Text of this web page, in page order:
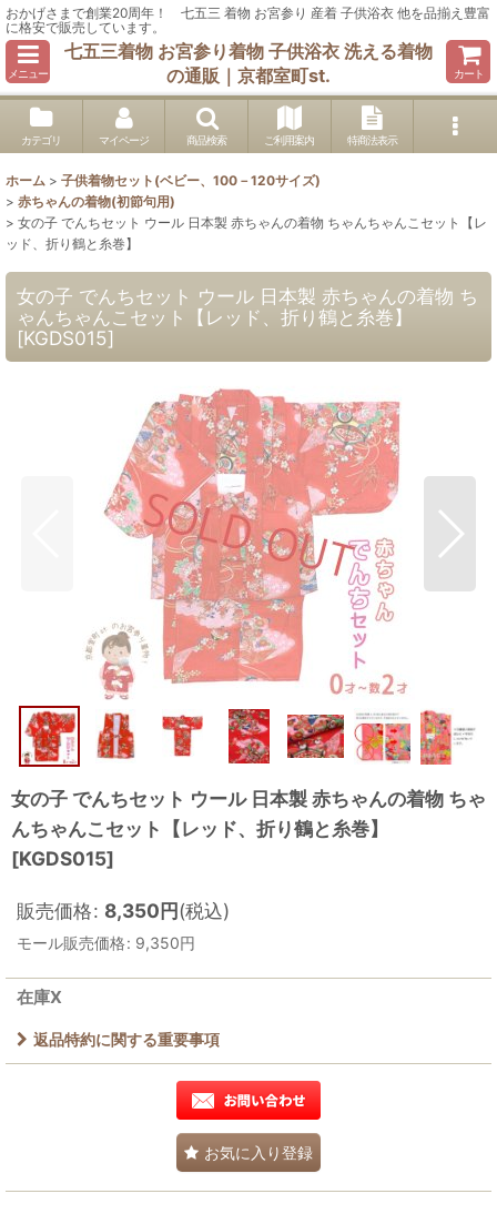
おかげさまで創業20周年！ 七五三 着物 お宮参り 産着 子供浴衣 他を品揃え豊富
に格安で販売しています。
メニュー
七五三着物 お宮参り着物 子供浴衣 洗える着物
の通販｜京都室町st.
カート
カテゴリ マイページ 商品検索 ご利用案内 特商法表示
ホーム > 子供着物セット(ベビー、100－120サイズ)
> 赤ちゃんの着物(初節句用)
> 女の子 でんちセット ウール 日本製 赤ちゃんの着物 ちゃんちゃんこセット【レ
ッド、折り鶴と糸巻】
女の子 でんちセット ウール 日本製 赤ちゃんの着物 ち
ゃんちゃんこセット【レッド、折り鶴と糸巻】
[KGDS015]
女の子 でんちセット ウール 日本製 赤ちゃんの着物 ちゃ
んちゃんこセット【レッド、折り鶴と糸巻】
[KGDS015]
販売価格: 8,350円(税込)
モール販売価格: 9,350円
在庫X
返品特約に関する重要事項
お気に入り登録